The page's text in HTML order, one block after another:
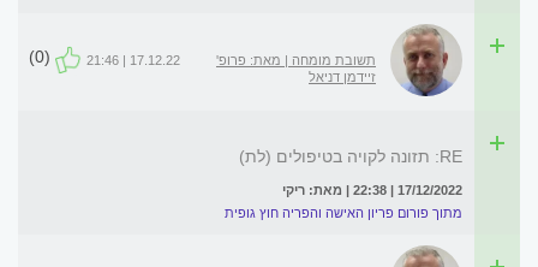
תשובת מומחה | מאת: פרופ'
זיידמן דניאל
17.12.22 | 21:46
(0)
RE: תזונה לקויה בטיפולים (לת)
17/12/2022 | 22:38 | מאת: ריקי
מתוך פורום פריון האישה והפריה חוץ גופית